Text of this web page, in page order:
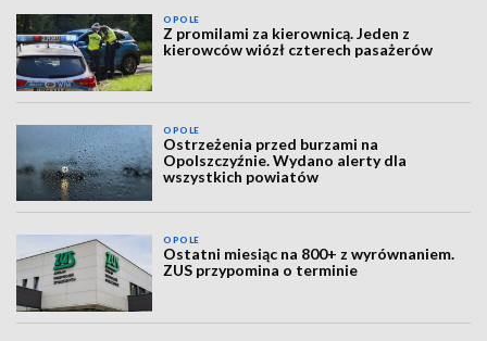
OPOLE
Z promilami za kierownicą. Jeden z
kierowców wiózł czterech pasażerów
OPOLE
Ostrzeżenia przed burzami na
Opolszczyźnie. Wydano alerty dla
wszystkich powiatów
OPOLE
Ostatni miesiąc na 800+ z wyrównaniem.
ZUS przypomina o terminie